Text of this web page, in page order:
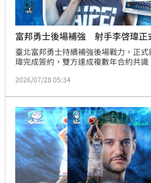
富邦勇士後場補強 射手李啓瑋正
臺北富邦勇士持續補強後場戰力，正
瑋完成簽約，雙方達成複數年合約共
季挑戰。
2026/07/28 05:34